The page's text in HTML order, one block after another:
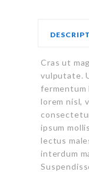
Cras ut
vulputate.
fermentum
lorem nisl,
ipsum
lectus
interdum